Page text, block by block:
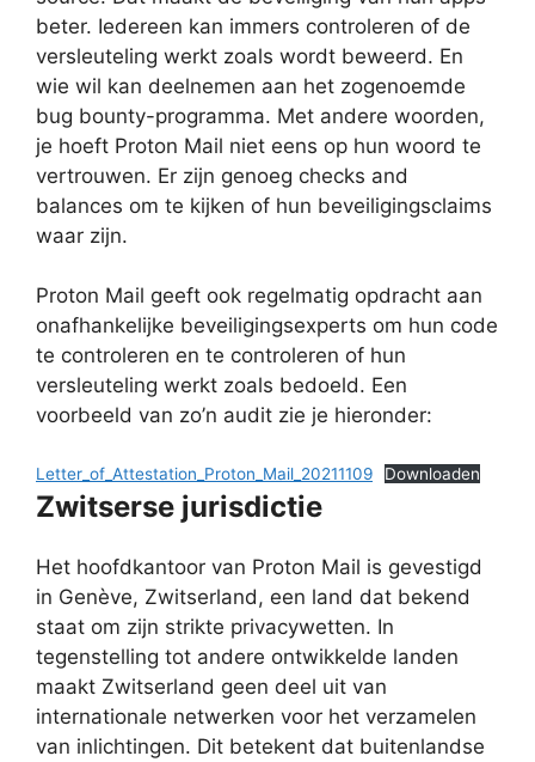
beter. Iedereen kan immers controleren of de
versleuteling werkt zoals wordt beweerd. En
wie wil kan deelnemen aan het zogenoemde
bug bounty-programma. Met andere woorden,
je hoeft Proton Mail niet eens op hun woord te
vertrouwen. Er zijn genoeg checks and
balances om te kijken of hun beveiligingsclaims
waar zijn.
Proton Mail geeft ook regelmatig opdracht aan
onafhankelijke beveiligingsexperts om hun code
te controleren en te controleren of hun
versleuteling werkt zoals bedoeld. Een
voorbeeld van zo’n audit zie je hieronder:
Letter_of_Attestation_Proton_Mail_20211109 Downloaden
Zwitserse jurisdictie
Het hoofdkantoor van Proton Mail is gevestigd
in Genève, Zwitserland, een land dat bekend
staat om zijn strikte privacywetten. In
tegenstelling tot andere ontwikkelde landen
maakt Zwitserland geen deel uit van
internationale netwerken voor het verzamelen
van inlichtingen. Dit betekent dat buitenlandse